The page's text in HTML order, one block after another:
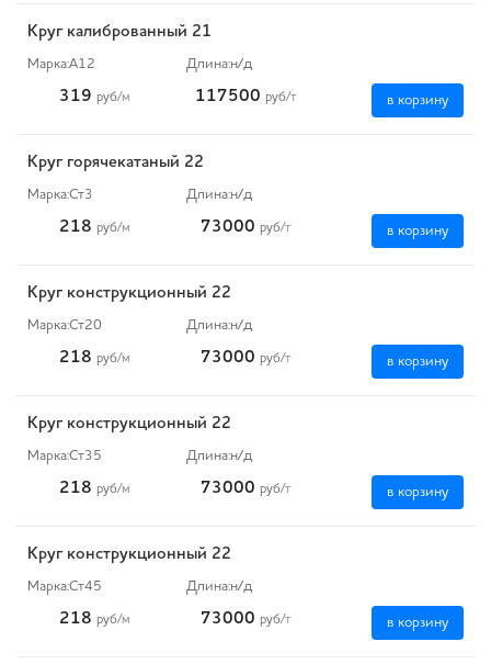
Круг калиброванный 21
Марка:А12 Длина:н/д
319 руб/м 117500 руб/т в корзину
Круг горячекатаный 22
Марка:Ст3 Длина:н/д
218 руб/м 73000 руб/т в корзину
Круг конструкционный 22
Марка:Ст20 Длина:н/д
218 руб/м 73000 руб/т в корзину
Круг конструкционный 22
Марка:Ст35 Длина:н/д
218 руб/м 73000 руб/т в корзину
Круг конструкционный 22
Марка:Ст45 Длина:н/д
218 руб/м 73000 руб/т в корзину